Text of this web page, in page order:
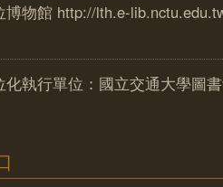
博物館 http://lth.e-
化執行單位：國立交通大學圖